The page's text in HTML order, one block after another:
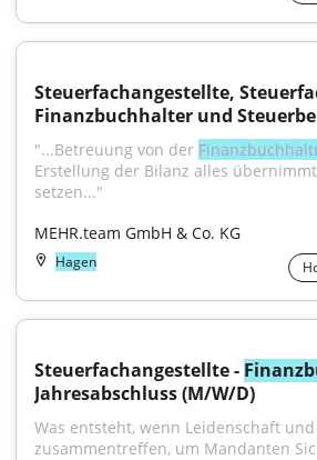
Steuerfachangestellte,
Finanzbuchhalter und
"...Betreuung von der
Erstellung der Bilanz alles
setzen..."
MEHR.team GmbH & Co. KG
Hagen
Steuerfachangestellte -
Jahresabschluss (M/W/D)
Was entsteht, wenn Leidenschaft
zusammentreffen, um Mandanten